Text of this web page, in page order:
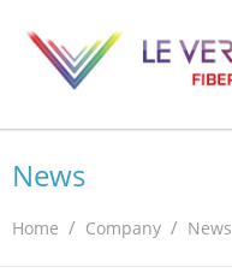
News
Home / Company / News